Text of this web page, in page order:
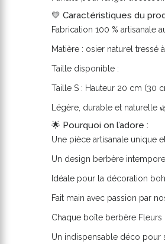
💛 Caractéristiques du
Fabrication 100 % artisanale
Matière : osier naturel tressé
Taille disponible :
Taille S : Hauteur 20 cm (30
Légère, durable et naturelle
🌟 Pourquoi on l’adore :
Une pièce artisanale unique
Un design berbère
Idéale pour la décoration
Fait main avec passion par
Chaque boîte berbère Fleurs
Un indispensable déco pour